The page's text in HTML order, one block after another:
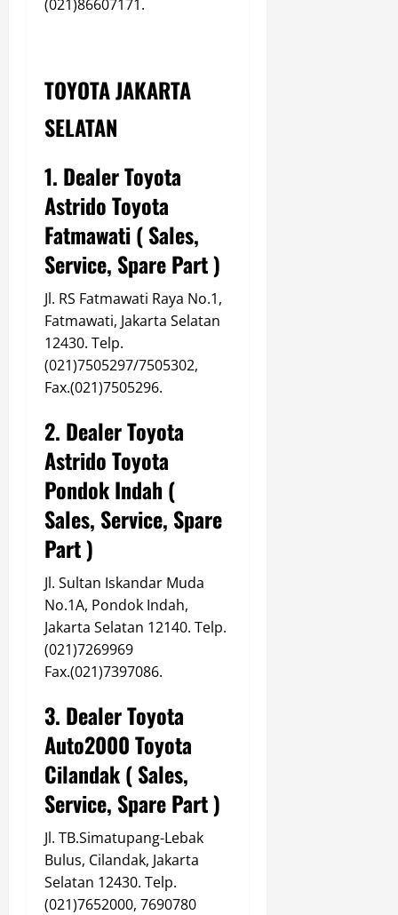
(021)86607171.
TOYOTA JAKARTA
SELATAN
1. Dealer Toyota
Astrido Toyota
Fatmawati( Sales,
Service, Spare Part )
Jl. RS Fatmawati Raya No.1,
Fatmawati, Jakarta Selatan
12430. Telp.
(021)7505297/7505302,
Fax.(021)7505296.
2. Dealer Toyota
Astrido Toyota
Pondok Indah(
Sales, Service, Spare
Part )
Jl. Sultan Iskandar Muda
No.1A, Pondok Indah,
Jakarta Selatan 12140. Telp.
(021)7269969
Fax.(021)7397086.
3. Dealer Toyota
Auto2000 Toyota
Cilandak ( Sales,
Service, Spare Part )
Jl. TB.Simatupang-Lebak
Bulus, Cilandak, Jakarta
Selatan 12430. Telp.
(021)7652000, 7690780